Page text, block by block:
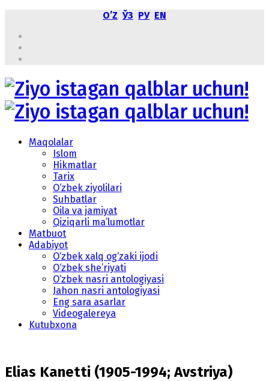
OʼZ ЎЗ РУ EN
Maqolalar
Islom
Hikmatlar
Tarix
O‘zbek ziyolilari
Suhbatlar
Oila va jamiyat
Qiziqarli ma’lumotlar
Matbuot
Adabiyot
O‘zbek xalq og‘zaki ijodi
O‘zbek she’riyati
O‘zbek nasri antologiyasi
Jahon nasri antologiyasi
Eng sara asarlar
Videogalereya
Kutubxona
Elias Kanetti (1905-1994; Avstriya)